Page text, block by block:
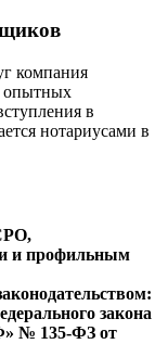
компания
опытных
в
нотариусами в
и профильным
закона
№ 135-ФЗ от